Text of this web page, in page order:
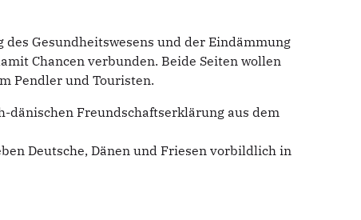
Gesundheitswesens und der Eindämmung
Chancen verbunden. Beide Seiten wollen
Pendler und Touristen.
dänischen Freundschaftserklärung aus dem
Deutsche, Dänen und Friesen vorbildlich in